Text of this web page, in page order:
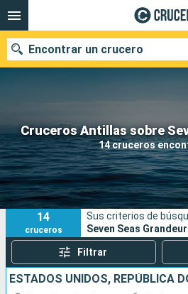
Cruceros Antillas sobre
14 cruceros
Encontrar un crucero
Fecha de salida
14
cruceros
Sus criterios de
Seven Seas
Filtrar